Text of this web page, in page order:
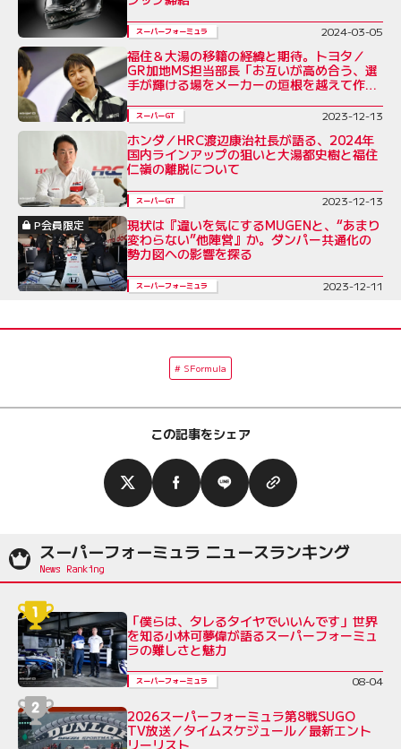
スーパーフォーミュラ 2024-03-05
福住＆大湯の移籍の経緯と期待。トヨタ／
GR加地MS担当部長「お互いが高め合う、選
手が輝ける場をメーカーの垣根を越えて作っ
スーパーGT 2023-12-13
ホンダ／HRC渡辺康治社長が語る、2024年
国内ラインアップの狙いと大湯都史樹と福住
仁嶺の離脱について
スーパーGT
2023-12-13
P会員限定
現状は『違いを気にするMUGENと、“あまり
変わらない”他陣営』か。ダンパー共通化の
勢力図への影響を探る
スーパーフォーミュラ 2023-12-11
SFormula
この記事をシェア
スーパーフォーミュラ ニュースランキング
「僕らは、タレるタイヤでいいんです」世界
を知る小林可夢偉が語るスーパーフォーミュ
ラの難しさと魅力
スーパーフォーミュラ 08-04
2026スーパーフォーミュラ第8戦SUGO
TV放送／タイムスケジュール／最新エント
リーリスト